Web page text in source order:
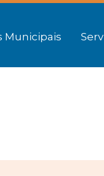
Municipais